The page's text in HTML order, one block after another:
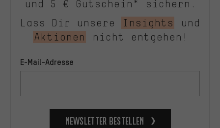
und 5 € Gutschein* sichern.
Lass Dir unsere
Insights
und
Aktionen
nicht entgehen!
E-Mail-Adresse
Newsletter bestellen